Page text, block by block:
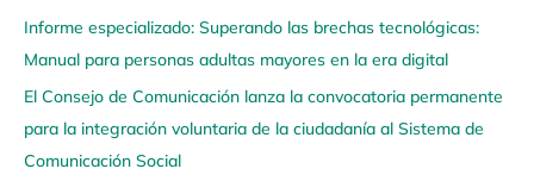
Informe especializado: Superando las brechas tecnológicas:
Manual para personas adultas mayores en la era digital
El Consejo de Comunicación lanza la convocatoria permanente
para la integración voluntaria de la ciudadanía al Sistema de
Comunicación Social
v
e
g
a
a